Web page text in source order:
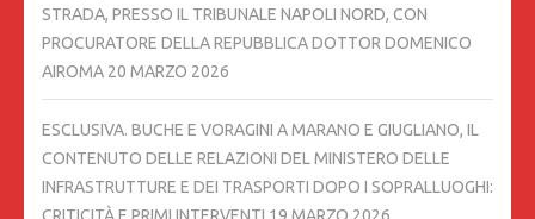
STRADA, PRESSO IL TRIBUNALE NAPOLI NORD, CON
PROCURATORE DELLA REPUBBLICA DOTTOR DOMENICO
AIROMA 20 MARZO 2026
ESCLUSIVA. BUCHE E VORAGINI A MARANO E GIUGLIANO, IL
CONTENUTO DELLE RELAZIONI DEL MINISTERO DELLE
INFRASTRUTTURE E DEI TRASPORTI DOPO I SOPRALLUOGHI: